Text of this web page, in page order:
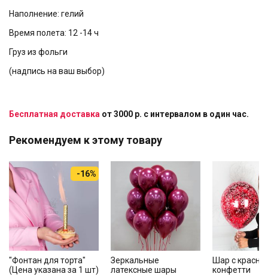
Наполнение: гелий
Время полета: 12 -14 ч
Груз из фольги
(надпись на ваш выбор)
Бесплатная доставка от 3000 р. с интервалом в один час.
Рекомендуем к этому товару
-16%
"Фонтан для торта"
(Цена указана за 1 шт)
Зеркальные
латексные шары
Шар с
конфетти